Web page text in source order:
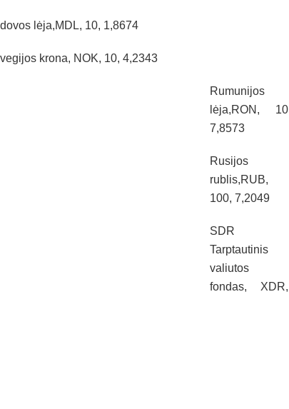
lėja,MDL, 10, 1,8674
krona, NOK, 10, 4,2343
Rumunijos
lėja,RON, 10
7,8573
Rusijos
rublis,RUB,
100, 7,2049
SDR
Tarptautinis
valiutos
fondas, XDR,